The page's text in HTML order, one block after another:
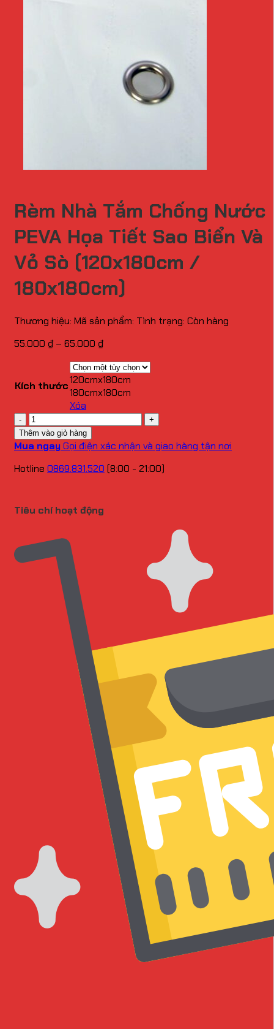
Rèm Nhà Tắm Chống Nước
PEVA Họa Tiết Sao Biển Và
Vỏ Sò (120x180cm /
180x180cm)
Thương hiệu: Mã sản phẩm: Tình trạng: Còn hàng
55.000 ₫ – 65.000 ₫Khoảng
từ
55.000 ₫
đến
Kích thước120cmx180cm
180cmx180cm
Xóa
Số
lượng
Thêm vào giỏ hàng
Mua ngayGọi điện xác nhận và giao hàng tận nơi
Hotline 0869.831.520 (8:00 - 21:00)
Tiêu chí hoạt động